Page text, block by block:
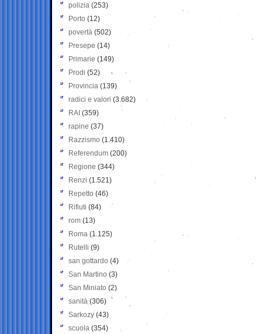
polizia (253)
Porto (12)
povertà (502)
Presepe (14)
Primarie (149)
Prodi (52)
Provincia (139)
radici e valori (3.682)
RAI (359)
rapine (37)
Razzismo (1.410)
Referendum (200)
Regione (344)
Renzi (1.521)
Repetto (46)
Rifiuti (84)
rom (13)
Roma (1.125)
Rutelli (9)
san gottardo (4)
San Martino (3)
San Miniato (2)
sanità (306)
Sarkozy (43)
scuola (354)